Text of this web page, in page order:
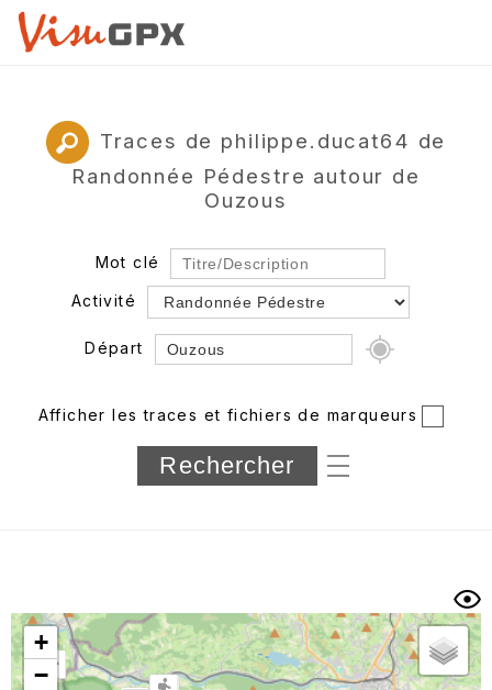
Traces de philippe.ducat64 de
Randonnée Pédestre autour de
Ouzous
Mot clé
Activité
Départ
Département
Longueur min/max
Trier par
Afficher les traces et fichiers de marqueurs
+
−